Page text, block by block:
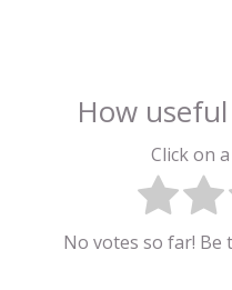
How
Click on
No votes so far!